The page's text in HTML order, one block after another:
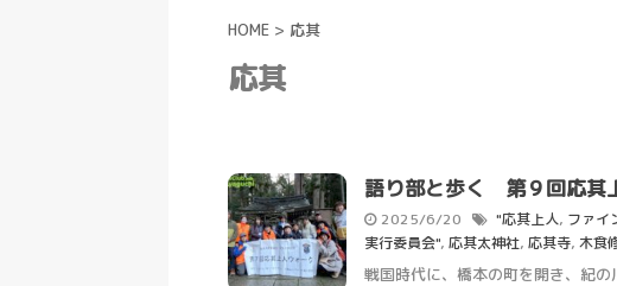
HOME > 応其
応其
語り部と歩く 第９回応其
2025/6/20 "応其上人, ファイ
実行委員会", 応其太神社, 応其寺, 木食
戦国時代に、橋本の町を開き、紀